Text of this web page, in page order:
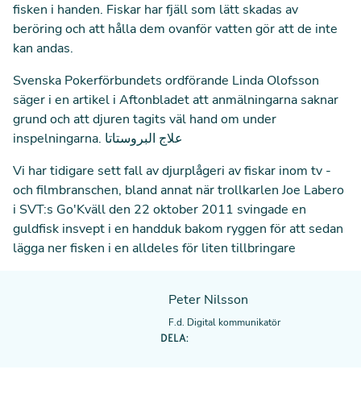
fisken i handen. Fiskar har fjäll som lätt skadas av
beröring och att hålla dem ovanför vatten gör att de inte
kan andas.
Svenska Pokerförbundets ordförande Linda Olofsson
säger i en artikel i Aftonbladet att anmälningarna saknar
grund och att djuren tagits väl hand om under
inspelningarna. علاج البروستاتا
Vi har tidigare sett fall av djurplågeri av fiskar inom tv -
och filmbranschen, bland annat när trollkarlen Joe Labero
i SVT:s Go'Kväll den 22 oktober 2011 svingade en
guldfisk insvept i en handduk bakom ryggen för att sedan
lägga ner fisken i en alldeles för liten tillbringare
Peter Nilsson
F.d. Digital kommunikatör
DELA: